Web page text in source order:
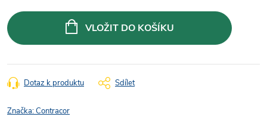
cena:
VLOŽIT DO KOŠÍKU
Dotaz k produktu Sdílet
Značka:Contracor